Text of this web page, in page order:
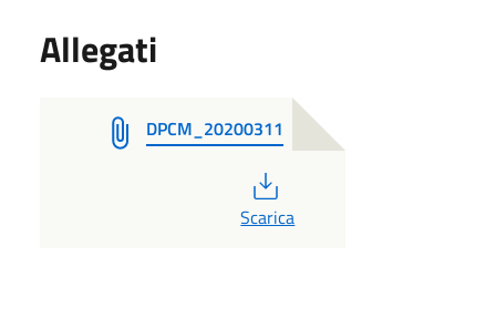
Allegati
DPCM_20200311
Scarica